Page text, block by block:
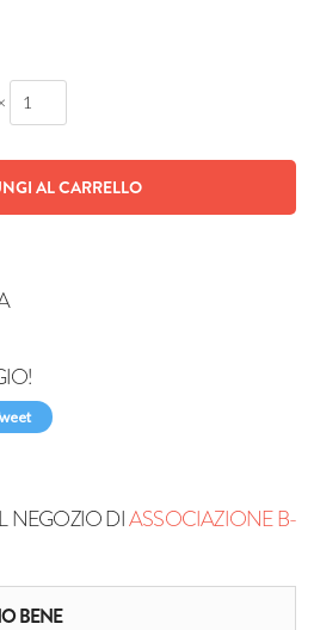
AL CARRELLO
NEGOZIO DIASSOCIAZIONE B-
BENE